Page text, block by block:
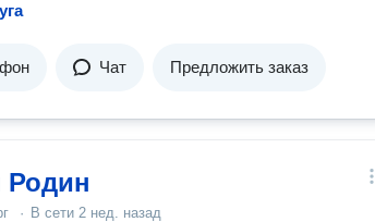
Чат Предложить заказ
Родин
· В сети 2 нед. назад